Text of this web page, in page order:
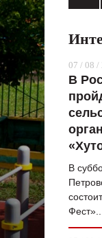
07 / 08 /
В
В
Фест»...